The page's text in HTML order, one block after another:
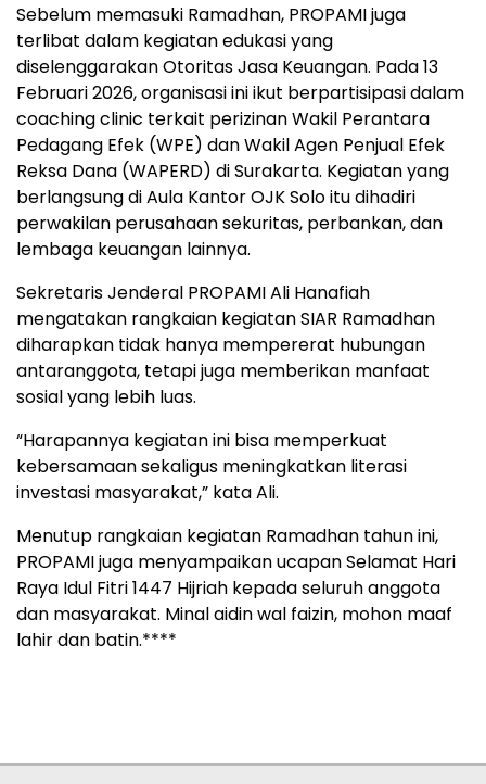
Sebelum memasuki Ramadhan, PROPAMI juga
terlibat dalam kegiatan edukasi yang
diselenggarakan Otoritas Jasa Keuangan. Pada 13
Februari 2026, organisasi ini ikut berpartisipasi dalam
coaching clinic terkait perizinan Wakil Perantara
Pedagang Efek (WPE) dan Wakil Agen Penjual Efek
Reksa Dana (WAPERD) di Surakarta. Kegiatan yang
berlangsung di Aula Kantor OJK Solo itu dihadiri
perwakilan perusahaan sekuritas, perbankan, dan
lembaga keuangan lainnya.
Sekretaris Jenderal PROPAMI Ali Hanafiah
mengatakan rangkaian kegiatan SIAR Ramadhan
diharapkan tidak hanya mempererat hubungan
antaranggota, tetapi juga memberikan manfaat
sosial yang lebih luas.
“Harapannya kegiatan ini bisa memperkuat
kebersamaan sekaligus meningkatkan literasi
investasi masyarakat,” kata Ali.
Menutup rangkaian kegiatan Ramadhan tahun ini,
PROPAMI juga menyampaikan ucapan Selamat Hari
Raya Idul Fitri 1447 Hijriah kepada seluruh anggota
dan masyarakat. Minal aidin wal faizin, mohon maaf
lahir dan batin.****